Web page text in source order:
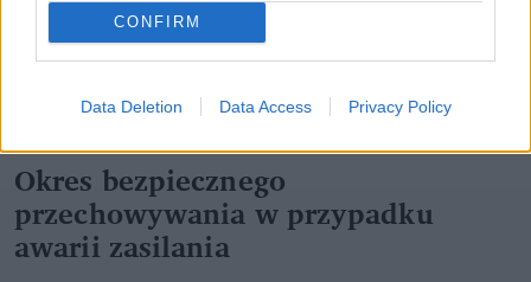
CONFIRM
Data Deletion Data Access Privacy Policy
wtedy na poziomie 17°C, a pracująca przez 24 h na
dobę lodówka nie zużyje tak wiele energii i
jednocześnie wyeliminuje konieczność całkowitego
jej wyłączenia.
Okres bezpiecznego
przechowywania w przypadku
awarii zasilania